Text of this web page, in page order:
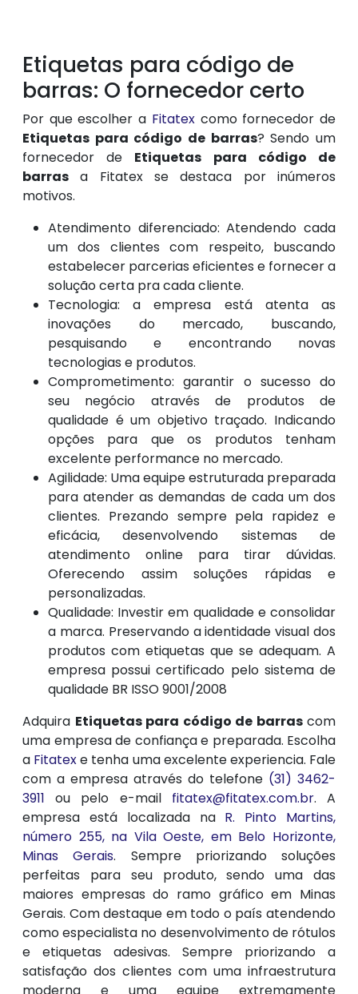
Etiquetas para código de
barras: O fornecedor certo
Por que escolher a Fitatexcomo fornecedor de
Etiquetas para código de barras? Sendo um
fornecedor de Etiquetas para código de
barras a Fitatex se destaca por inúmeros
motivos.
Atendimento diferenciado: Atendendo cada
um dos clientes com respeito, buscando
estabelecer parcerias eficientes e fornecer a
solução certa pra cada cliente.
Tecnologia: a empresa está atenta as
inovações do mercado, buscando,
pesquisando e encontrando novas
tecnologias e produtos.
Comprometimento: garantir o sucesso do
seu negócio através de produtos de
qualidade é um objetivo traçado. Indicando
opções para que os produtos tenham
excelente performance no mercado.
Agilidade: Uma equipe estruturada preparada
para atender as demandas de cada um dos
clientes. Prezando sempre pela rapidez e
eficácia, desenvolvendo sistemas de
atendimento online para tirar dúvidas.
Oferecendo assim soluções rápidas e
personalizadas.
Qualidade: Investir em qualidade e consolidar
a marca. Preservando a identidade visual dos
produtos com etiquetas que se adequam. A
empresa possui certificado pelo sistema de
qualidade BR ISSO 9001/2008
Adquira Etiquetas para código de barrascom
uma empresa de confiança e preparada. Escolha
a Fitatexe tenha uma excelente experiencia. Fale
com a empresa através do telefone (31) 3462-
3911 ou pelo e-mail fitatex@fitatex.com.br. A
empresa está localizada na R. Pinto Martins,
número 255, na Vila Oeste, em Belo Horizonte,
Minas Gerais. Sempre priorizando soluções
perfeitas para seu produto, sendo uma das
maiores empresas do ramo gráfico em Minas
Gerais. Com destaque em todo o país atendendo
como especialista no desenvolvimento de rótulos
e etiquetas adesivas. Sempre priorizando a
satisfação dos clientes com uma infraestrutura